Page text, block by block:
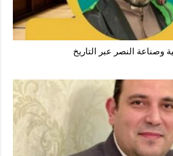
وصناعة النصر عبر التاريخ